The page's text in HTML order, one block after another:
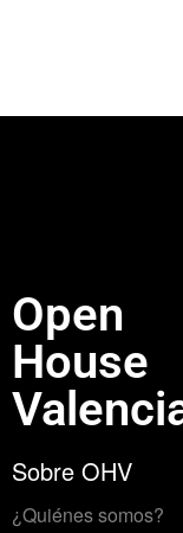
Open
House
Sobre OHV
¿Quiénes somos?